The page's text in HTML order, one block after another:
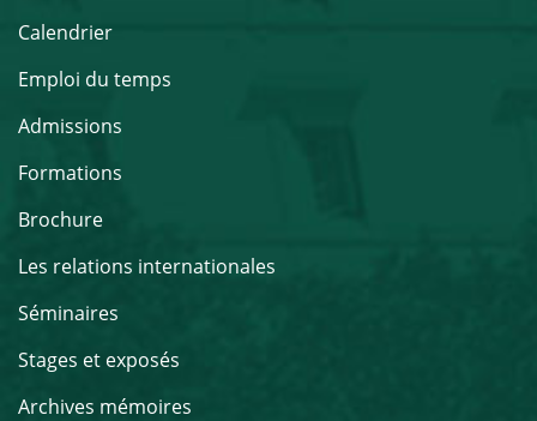
Calendrier
Emploi du temps
Admissions
Formations
Brochure
Les relations internationales
Séminaires
Stages et exposés
Archives mémoires